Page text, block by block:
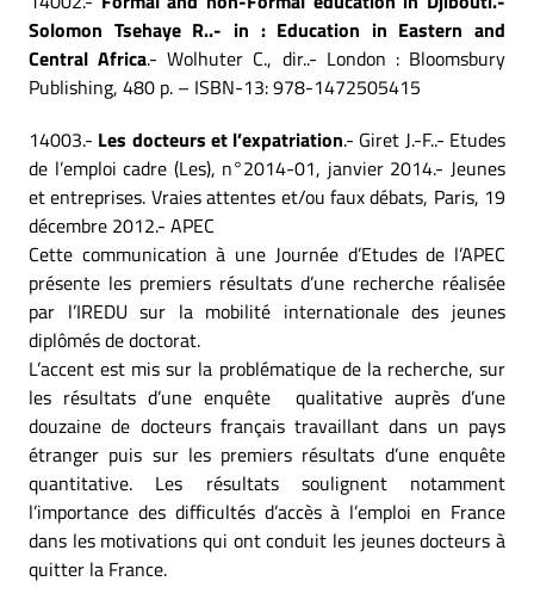
Solomon Tsehaye R..- in : Education in Eastern and
Central Africa.- Wolhuter C., dir..- London : Bloomsbury
Publishing, 480 p. – ISBN-13: 978-1472505415
14003.- Les docteurs et l’expatriation.- Giret J.-F..- Etudes
de l’emploi cadre (Les), n°2014-01, janvier 2014.- Jeunes
et entreprises. Vraies attentes et/ou faux débats, Paris, 19
décembre 2012.- APEC
Cette communication à une Journée d’Etudes de l’APEC
présente les premiers résultats d’une recherche réalisée
par l’IREDU sur la mobilité internationale des jeunes
diplômés de doctorat.
L’accent est mis sur la problématique de la recherche, sur
les résultats d’une enquête qualitative auprès d’une
douzaine de docteurs français travaillant dans un pays
étranger puis sur les premiers résultats d’une enquête
quantitative. Les résultats soulignent notamment
l’importance des difficultés d’accès à l’emploi en France
dans les motivations qui ont conduit les jeunes docteurs à
quitter la France.